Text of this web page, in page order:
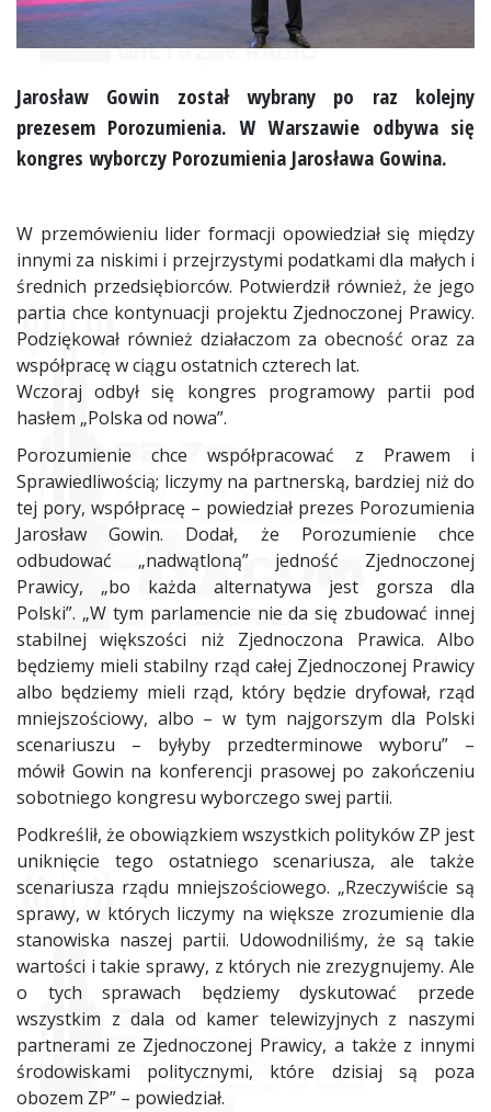
Jarosław Gowin został wybrany po raz kolejny
prezesem Porozumienia. W Warszawie odbywa się
kongres wyborczy Porozumienia Jarosława Gowina.
W przemówieniu lider formacji opowiedział się między
innymi za niskimi i przejrzystymi podatkami dla małych i
średnich przedsiębiorców. Potwierdził również, że jego
partia chce kontynuacji projektu Zjednoczonej Prawicy.
Podziękował również działaczom za obecność oraz za
współpracę w ciągu ostatnich czterech lat.
Wczoraj odbył się kongres programowy partii pod
hasłem „Polska od nowa”.
Porozumienie chce współpracować z Prawem i
Sprawiedliwością; liczymy na partnerską, bardziej niż do
tej pory, współpracę – powiedział prezes Porozumienia
JarosławGowin. Dodał, że Porozumienie chce
odbudować „nadwątloną” jedność Zjednoczonej
Prawicy, „bo każda alternatywa jest gorsza dla
Polski”. „W tym parlamencie nie da się zbudować innej
stabilnej większości niż Zjednoczona Prawica. Albo
będziemy mieli stabilny rząd całej Zjednoczonej Prawicy
albo będziemy mieli rząd, który będzie dryfował, rząd
mniejszościowy, albo – w tym najgorszym dla Polski
scenariuszu – byłyby przedterminowe wyboru” –
mówił Gowin na konferencji prasowej po zakończeniu
sobotniego kongresu wyborczego swej partii.
Podkreślił, że obowiązkiem wszystkich polityków ZP jest
uniknięcie tego ostatniego scenariusza, ale także
scenariusza rządu mniejszościowego. „Rzeczywiście są
sprawy, w których liczymy na większe zrozumienie dla
stanowiska naszej partii. Udowodniliśmy, że są takie
wartości i takie sprawy, z których nie zrezygnujemy. Ale
o tych sprawach będziemy dyskutować przede
wszystkim z dala od kamer telewizyjnych z naszymi
partnerami ze Zjednoczonej Prawicy, a także z innymi
środowiskami politycznymi, które dzisiaj są poza
obozem ZP” – powiedział.